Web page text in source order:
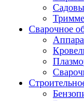
Сварочное